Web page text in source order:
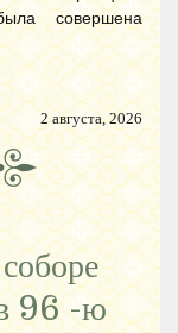
совершена
2 августа, 2026
96 -ю